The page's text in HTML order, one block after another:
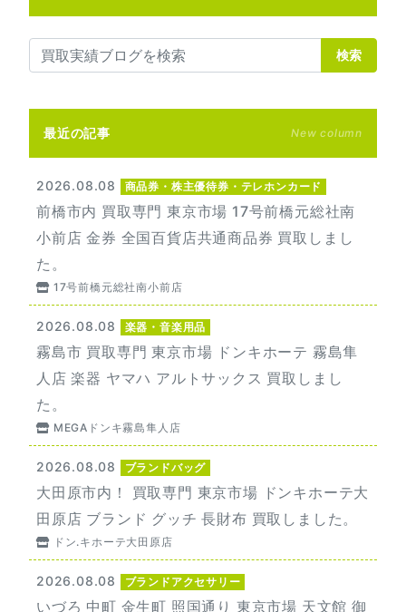
検索
最近の記事 New column
2026.08.08 商品券・株主優待券・テレホンカード
前橋市内 買取専門 東京市場 17号前橋元総社南
小前店 金券 全国百貨店共通商品券 買取しまし
た。
17号前橋元総社南小前店
2026.08.08 楽器・音楽用品
霧島市 買取専門 東京市場 ドンキホーテ 霧島隼
人店 楽器 ヤマハ アルトサックス 買取しまし
た。
MEGAドンキ霧島隼人店
2026.08.08 ブランドバッグ
大田原市内！ 買取専門 東京市場 ドンキホーテ大
田原店 ブランド グッチ 長財布 買取しました。
ドン.キホーテ大田原店
2026.08.08 ブランドアクセサリー
いづろ 中町 金生町 照国通り 東京市場 天文館 御